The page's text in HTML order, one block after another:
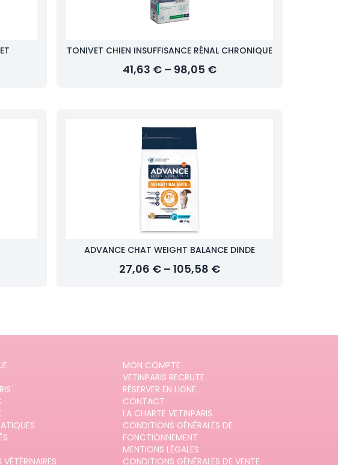
TONIVET CHIEN INSUFFISANCE RÉNAL CHRONIQUE
41,63 € – 98,05 €
ADVANCE CHAT WEIGHT BALANCE DINDE
27,06 € – 105,58 €
VÉTÉRINAIRES
MON COMPTE
VETINPARIS RECRUTE
RÉSERVER EN LIGNE
CONTACT
LA CHARTE VETINPARIS
CONDITIONS GÉNÉRALES DE
FONCTIONNEMENT
MENTIONS LÉGALES
CONDITIONS GÉNÉRALES DE VENTE